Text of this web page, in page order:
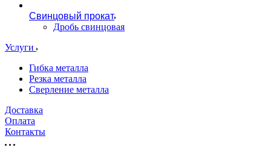
Свинцовый прокат
Дробь свинцовая
Услуги
Гибка металла
Резка металла
Сверление металла
Доставка
Оплата
Контакты